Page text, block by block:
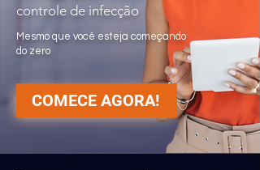
Mesmo que você esteja começando
do zero
COMECE AGORA!
controle de infecção